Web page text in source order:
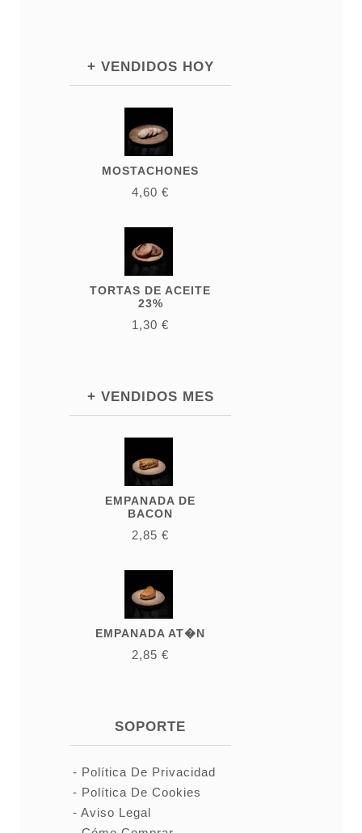
+ VENDIDOS HOY
MOSTACHONES
4,60 €
TORTAS DE ACEITE
23%
1,30 €
+ VENDIDOS MES
EMPANADA DE
BACON
2,85 €
EMPANADA AT�N
2,85 €
SOPORTE
Política De Privacidad
Política De Cookies
Aviso Legal